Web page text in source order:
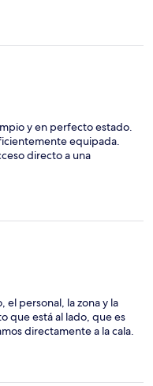
y en perfecto estado.
equipada.
directo a una
el personal, la zona y la
que está al lado, que es
directamente a la cala.